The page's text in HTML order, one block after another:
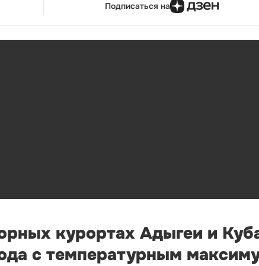
Подписаться на
курортах Адыгеи и
с температурным